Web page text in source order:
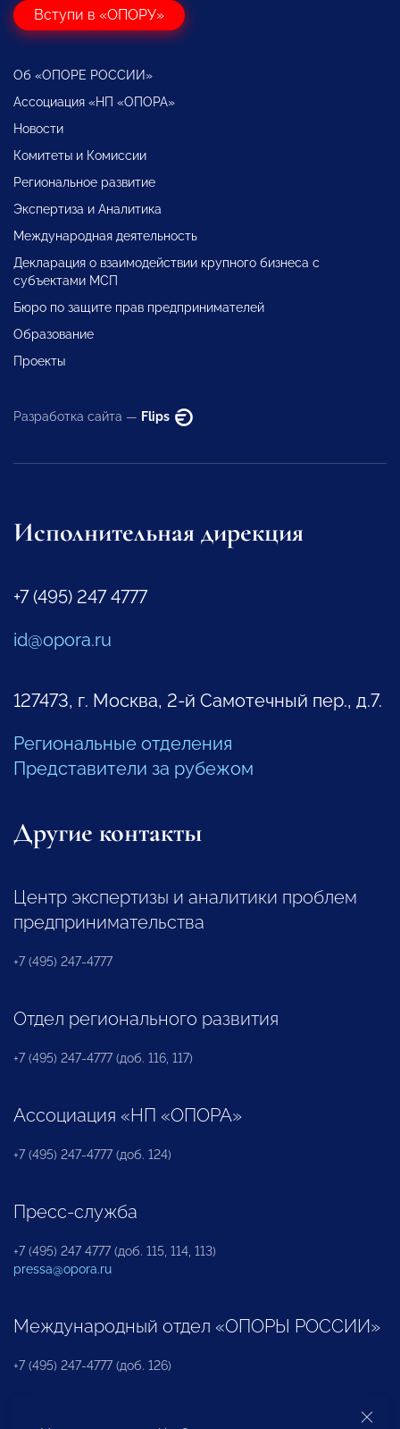
Вступи в «ОПОРУ»
Об «ОПОРЕ РОССИИ»
Ассоциация «НП «ОПОРА»
Новости
Комитеты и Комиссии
Региональное развитие
Экспертиза и Аналитика
Международная деятельность
Декларация о взаимодействии крупного бизнеса с
субъектами МСП
Бюро по защите прав предпринимателей
Образование
Проекты
Разработка сайта — Flips
Исполнительная дирекция
+7 (495) 247 4777
id@opora.ru
127473, г. Москва, 2-й Самотечный пер., д.7.
Региональные отделения
Представители за рубежом
Другие контакты
Центр экспертизы и аналитики проблем
предпринимательства
+7 (495) 247-4777
Отдел регионального развития
+7 (495) 247-4777 (доб. 116, 117)
Ассоциация «НП «ОПОРА»
+7 (495) 247-4777 (доб. 124)
Пресс-служба
+7 (495) 247 4777 (доб. 115, 114, 113)
pressa@opora.ru
Международный отдел «ОПОРЫ РОССИИ»
+7 (495) 247-4777 (доб. 126)
Бюро по защите прав предпринимателей и